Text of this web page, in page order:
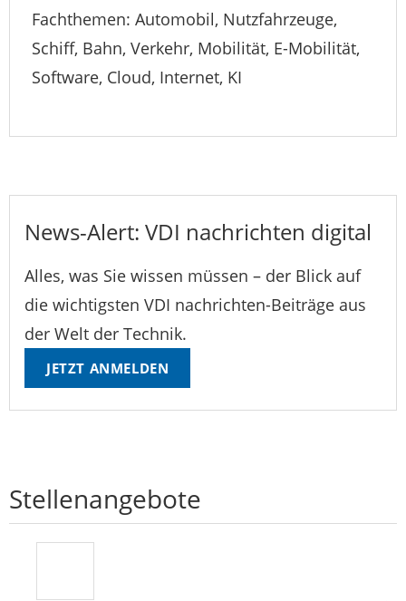
Fachthemen: Automobil, Nutzfahrzeuge,
Schiff, Bahn, Verkehr, Mobilität, E-Mobilität,
Software, Cloud, Internet, KI
News-Alert: VDI nachrichten digital
Alles, was Sie wissen müssen – der Blick auf
die wichtigsten VDI nachrichten-Beiträge aus
der Welt der Technik.
JETZT ANMELDEN
Stellenangebote